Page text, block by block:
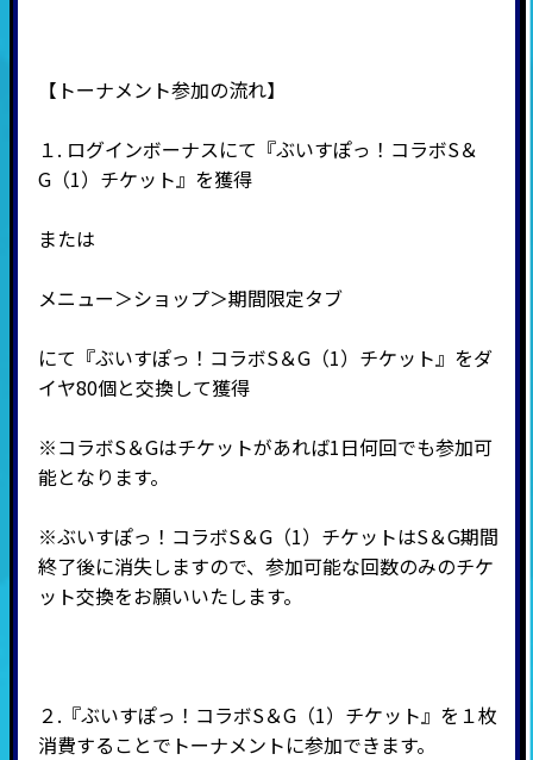
【トーナメント参加の流れ】
１. ログインボーナスにて『ぶいすぽっ！コラボS＆
G（1）チケット』を獲得
または
メニュー＞ショップ＞期間限定タブ
にて『ぶいすぽっ！コラボS＆G（1）チケット』をダ
イヤ80個と交換して獲得
※コラボS＆Gはチケットがあれば1日何回でも参加可
能となります。
※ぶいすぽっ！コラボS＆G（1）チケットはS＆G期間
終了後に消失しますので、参加可能な回数のみのチケ
ット交換をお願いいたします。
２.『ぶいすぽっ！コラボS＆G（1）チケット』を１枚
消費することでトーナメントに参加できます。